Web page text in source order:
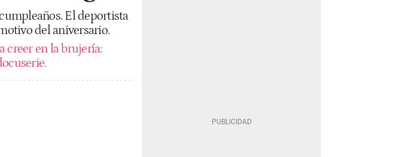
El deportista
del aniversario.
creer en la brujería: